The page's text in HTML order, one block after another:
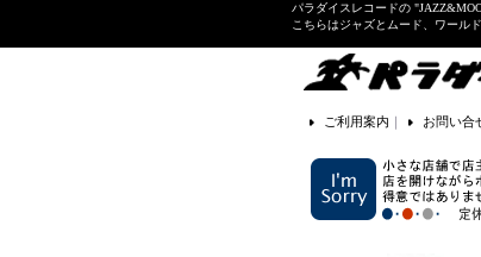
パラダイスレコードの
こちらはジャズとムード、ワール
ご利用案内 ｜ お問い合